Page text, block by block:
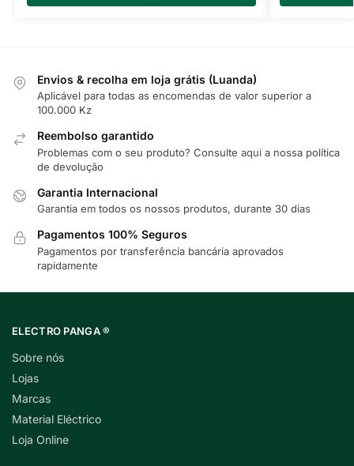
Envios & recolha em loja grátis (Luanda)
Aplicável para todas as encomendas de valor superior a
100.000 Kz
Reembolso garantido
Problemas com o seu produto? Consulte aqui a nossa política
de devolução
Garantia Internacional
Garantia em todos os nossos produtos, durante 30 dias
Pagamentos 100% Seguros
Pagamentos por transferência bancária aprovados
rapidamente
ELECTRO PANGA ®
Sobre nós
Lojas
Marcas
Material Eléctrico
Loja Online